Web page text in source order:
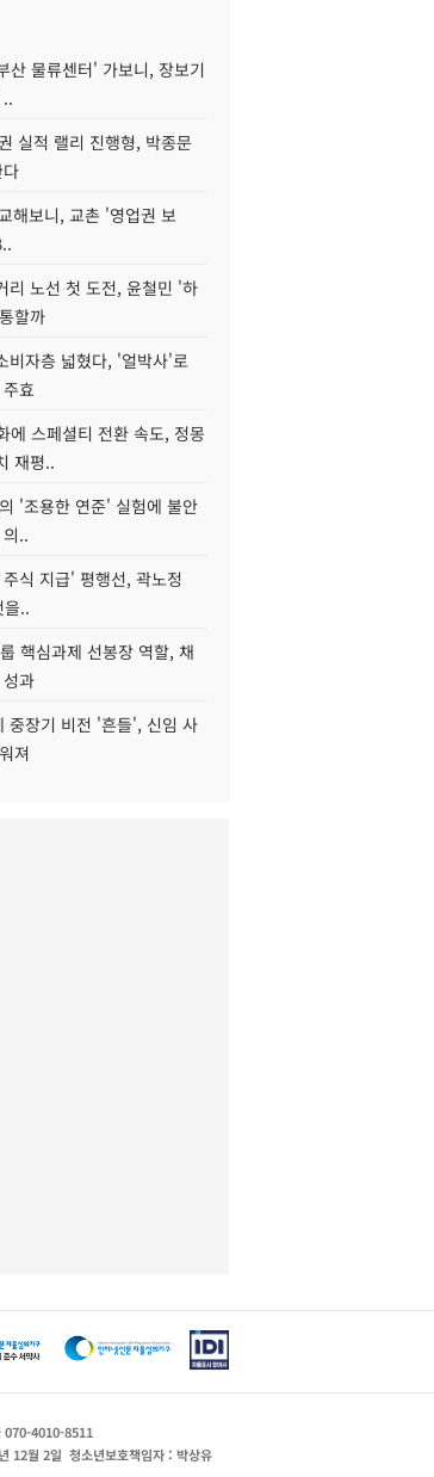
산 물류센터' 가보니, 장보기
실적 랠리 진행형, 박종문
해보니, 교촌 '영업권 보
리 노선 첫 도전, 윤철민 '하
할까
비자층 넓혔다, '얼박사'로
효
에 스페셜티 전환 속도, 정몽
재평..
'조용한 연준' 실험에 불안
..
식 지급' 평행선, 곽노정
..
핵심과제 선봉장 역할, 채
과
중장기 비전 '흔들', 신임 사
져
070-4010-8511
12월 2일 청소년보호책임자 : 박상유